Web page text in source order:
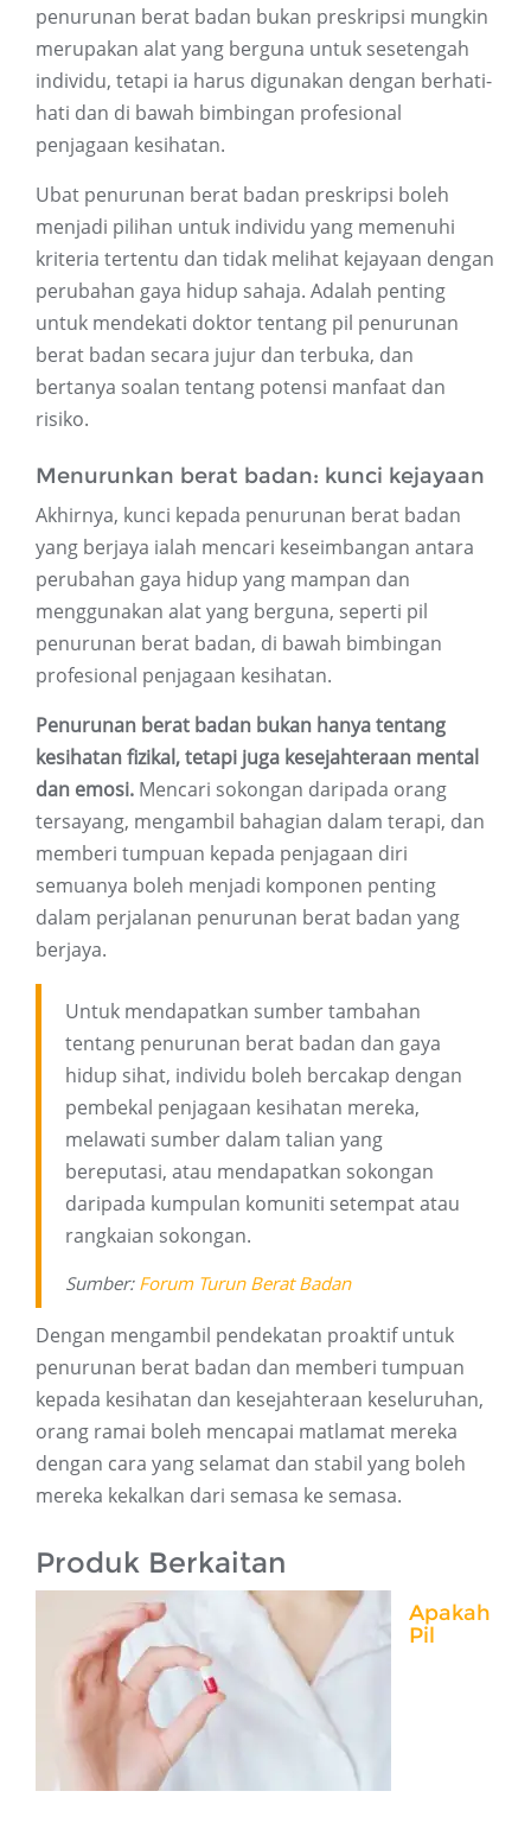
penurunan berat badan bukan preskripsi mungkin
merupakan alat yang berguna untuk sesetengah
individu, tetapi ia harus digunakan dengan berhati-
hati dan di bawah bimbingan profesional
penjagaan kesihatan.
Ubat penurunan berat badan preskripsi boleh
menjadi pilihan untuk individu yang memenuhi
kriteria tertentu dan tidak melihat kejayaan dengan
perubahan gaya hidup sahaja. Adalah penting
untuk mendekati doktor tentang pil penurunan
berat badan secara jujur ​​dan terbuka, dan
bertanya soalan tentang potensi manfaat dan
risiko.
Menurunkan berat badan: kunci kejayaan
Akhirnya, kunci kepada penurunan berat badan
yang berjaya ialah mencari keseimbangan antara
perubahan gaya hidup yang mampan dan
menggunakan alat yang berguna, seperti pil
penurunan berat badan, di bawah bimbingan
profesional penjagaan kesihatan.
Penurunan berat badan bukan hanya tentang
kesihatan fizikal, tetapi juga kesejahteraan mental
dan emosi. Mencari sokongan daripada orang
tersayang, mengambil bahagian dalam terapi, dan
memberi tumpuan kepada penjagaan diri
semuanya boleh menjadi komponen penting
dalam perjalanan penurunan berat badan yang
berjaya.
Untuk mendapatkan sumber tambahan
tentang penurunan berat badan dan gaya
hidup sihat, individu boleh bercakap dengan
pembekal penjagaan kesihatan mereka,
melawati sumber dalam talian yang
bereputasi, atau mendapatkan sokongan
daripada kumpulan komuniti setempat atau
rangkaian sokongan.
Sumber: Forum Turun Berat Badan
Dengan mengambil pendekatan proaktif untuk
penurunan berat badan dan memberi tumpuan
kepada kesihatan dan kesejahteraan keseluruhan,
orang ramai boleh mencapai matlamat mereka
dengan cara yang selamat dan stabil yang boleh
mereka kekalkan dari semasa ke semasa.
Produk Berkaitan
Apakah
Pil